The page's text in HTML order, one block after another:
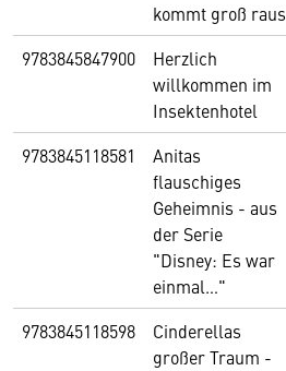
kommt groß raus
9783845847900
Herzlich
willkommen im
Insektenhotel
9783845118581
Anitas
flauschiges
Geheimnis - aus
der Serie
"Disney: Es war
einmal…"
9783845118598
Cinderellas
großer Traum -